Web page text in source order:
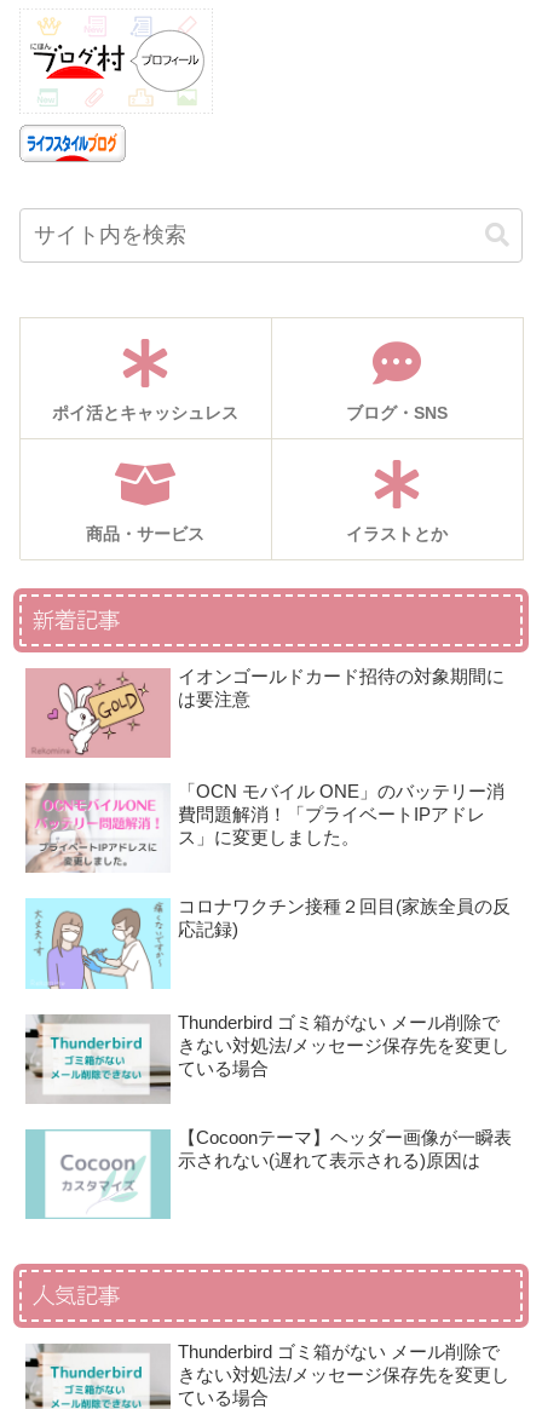
ポイ活とキャッシュレス ブログ・SNS
商品・サービス イラストとか
新着記事
イオンゴールドカード招待の対象期間に
は要注意
「OCN モバイル ONE」のバッテリー消
費問題解消！「プライベートIPアドレ
ス」に変更しました。
コロナワクチン接種２回目(家族全員の反
応記録)
Thunderbird ゴミ箱がない メール削除で
きない対処法/メッセージ保存先を変更し
ている場合
【Cocoonテーマ】ヘッダー画像が一瞬表
示されない(遅れて表示される)原因は
人気記事
Thunderbird ゴミ箱がない メール削除で
きない対処法/メッセージ保存先を変更し
ている場合